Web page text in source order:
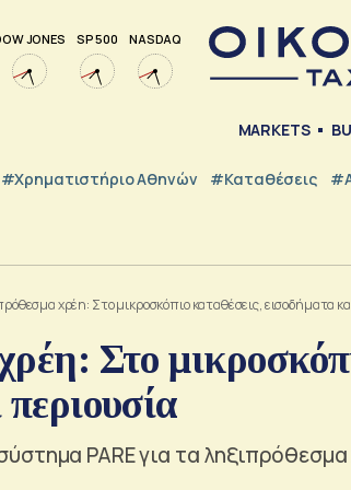
JONES SP 500 NASDAQ
MARKETS
#Χρηματιστήριο Αθηνών #Καταθέσεις
χρέη: Στο μικροσκόπιο καταθέσεις, εισοδήματα
Στο
PARE για τα